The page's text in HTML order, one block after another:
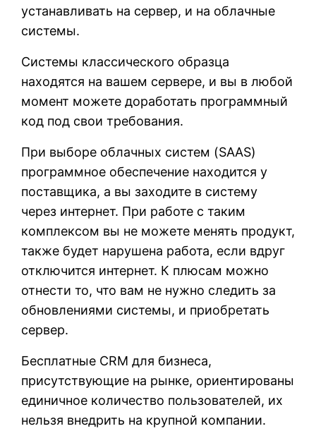
устанавливать на сервер, и на облачные
системы.
Системы классического образца
находятся на вашем сервере, и вы в любой
момент можете доработать программный
код под свои требования.
При выборе облачных систем (SAAS)
программное обеспечение находится у
поставщика, а вы заходите в систему
через интернет. При работе с таким
комплексом вы не можете менять продукт,
также будет нарушена работа, если вдруг
отключится интернет. К плюсам можно
отнести то, что вам не нужно следить за
обновлениями системы, и приобретать
сервер.
Бесплатные CRM для бизнеса,
присутствующие на рынке, ориентированы
единичное количество пользователей, их
нельзя внедрить на крупной компании.